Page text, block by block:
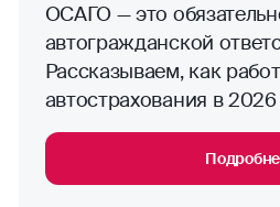
ОСАГО — это
автогражданской
Рассказываем, как
автострахования в 2026